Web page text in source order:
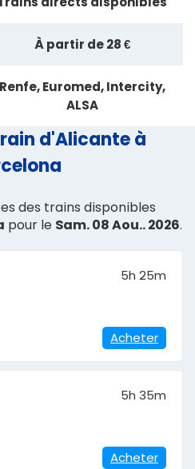
À partir de 28 €
Renfe, Euromed, Intercity,
ALSA
d'Alicante à
des trains disponibles
pour le Sam. 08 Aou.. 2026.
5h 25m
Acheter
5h 35m
Acheter